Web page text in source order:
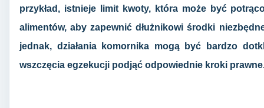
przykład, istnieje limit kwoty, która może być
alimentów, aby zapewnić dłużnikowi środki
jednak, działania komornika mogą być bardzo
wszczęcia egzekucji podjąć odpowiednie kroki